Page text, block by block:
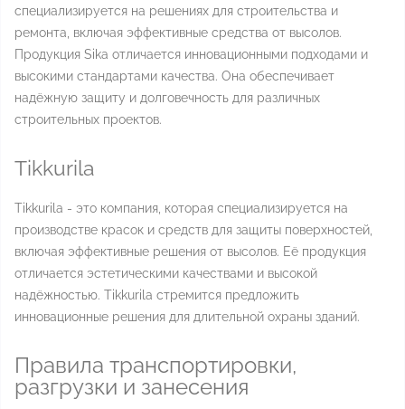
специализируется на решениях для строительства и
ремонта, включая эффективные средства от высолов.
Продукция Sika отличается инновационными подходами и
высокими стандартами качества. Она обеспечивает
надёжную защиту и долговечность для различных
строительных проектов.
Tikkurila
Tikkurila - это компания, которая специализируется на
производстве красок и средств для защиты поверхностей,
включая эффективные решения от высолов. Её продукция
отличается эстетическими качествами и высокой
надёжностью. Tikkurila стремится предложить
инновационные решения для длительной охраны зданий.
Правила транспортировки,
разгрузки и занесения